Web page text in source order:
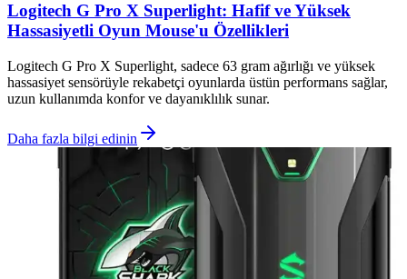
Logitech G Pro X Superlight: Hafif ve Yüksek
Hassasiyetli Oyun Mouse'u Özellikleri
Logitech G Pro X Superlight, sadece 63 gram ağırlığı ve yüksek
hassasiyet sensörüyle rekabetçi oyunlarda üstün performans sağlar,
uzun kullanımda konfor ve dayanıklılık sunar.
Daha fazla bilgi edinin